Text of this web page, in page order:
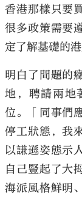
香港那樣只要
很多政策需要
定了解基礎的
明白了問題的
地，聘請兩地
位。「同事們
停工狀態，我
以謙遜姿態示
自己豎起了大
海派風格鮮明